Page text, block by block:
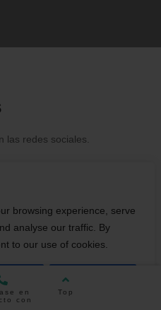
browsing experience, serve
analyse our traffic. By
to our use of cookies.
All
las redes sociales.
con nosotros
en
con
Top